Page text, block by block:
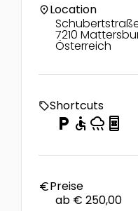
location_onLocation
7210
Österreich
local_offerShortcuts
local_parking accessible rainy book_online
euroPreise
ab € 250,00